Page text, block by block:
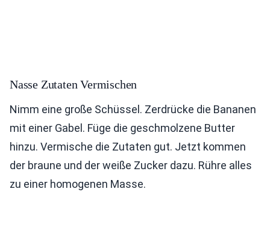
Nasse Zutaten Vermischen
Nimm eine große Schüssel. Zerdrücke die Bananen
mit einer Gabel. Füge die geschmolzene Butter
hinzu. Vermische die Zutaten gut. Jetzt kommen
der braune und der weiße Zucker dazu. Rühre alles
zu einer homogenen Masse.